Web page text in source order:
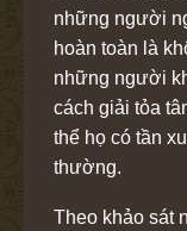
những người
hoàn toàn là
những người
cách giải tỏa
thể họ có tần
thường.
Theo khảo sát